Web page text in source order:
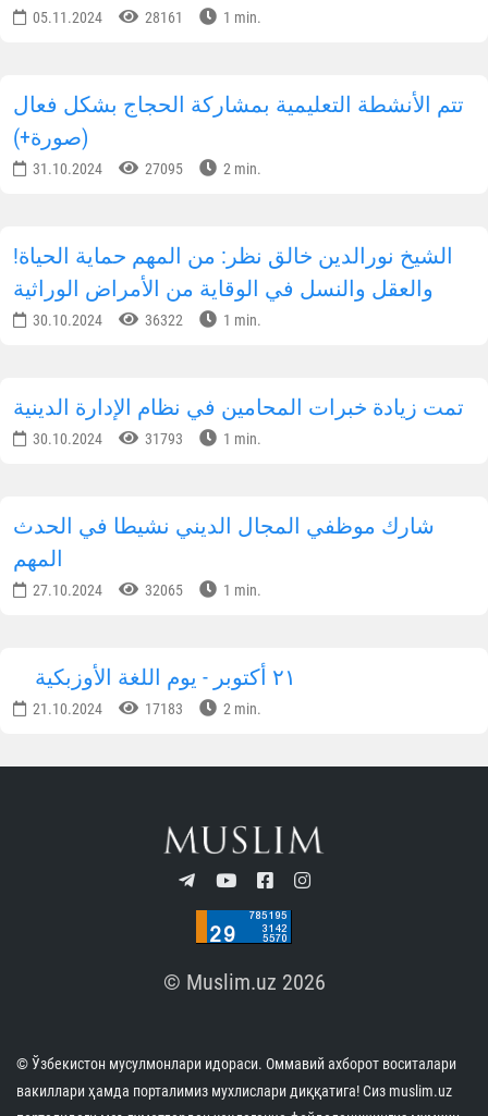
05.11.2024 28161 1 min.
تتم الأنشطة التعليمية بمشاركة الحجاج بشكل فعال
(صورة+)
31.10.2024 27095 2 min.
!الشيخ نورالدين خالق نظر: من المهم حماية الحياة
والعقل والنسل في الوقاية من الأمراض الوراثية
30.10.2024 36322 1 min.
تمت زيادة خبرات المحامين في نظام الإدارة الدينية
30.10.2024 31793 1 min.
شارك موظفي المجال الديني نشيطا في الحدث
المهم
27.10.2024 32065 1 min.
٢١ أكتوبر - يوم اللغة الأوزبكية
21.10.2024 17183 2 min.
© Muslim.uz 2026
© Ўзбекистон мусулмонлари идораси. Оммавий ахборот воситалари
вакиллари ҳамда порталимиз мухлислари диққатига! Сиз muslim.uz